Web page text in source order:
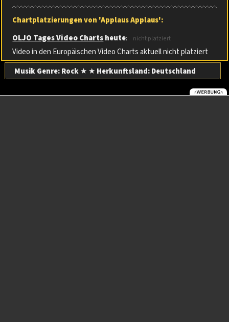
Chartplatzierungen von 'Applaus Applaus':
OLJO Tages Video Chartsheute: nicht platziert
Video in den Europäischen Video Charts aktuell nicht platziert
Musik Genre: Rock★ ★ Herkunftsland:Deutschland